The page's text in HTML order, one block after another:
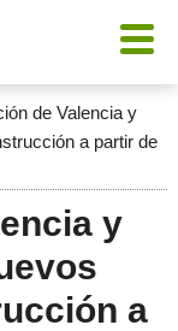
de Valencia y
a partir de
y
a